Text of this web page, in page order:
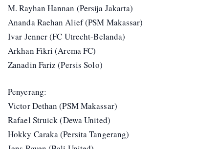
M. Rayhan Hannan (Persija Jakarta)
Ananda Raehan Alief (PSM Makassar)
Ivar Jenner (FC Utrecht-Belanda)
Arkhan Fikri (Arema FC)
Zanadin Fariz (Persis Solo)
Penyerang:
Victor Dethan (PSM Makassar)
Rafael Struick (Dewa United)
Hokky Caraka (Persita Tangerang)